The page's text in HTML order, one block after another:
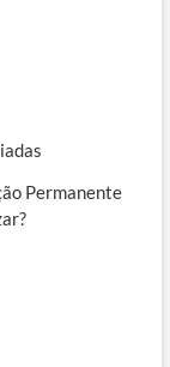
Permanente